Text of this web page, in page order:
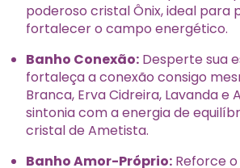
poderoso cristal Ônix, ideal para
fortalecer o campo energético.
Banho Conexão: Desperte sua
fortaleça a conexão consigo
Branca, Erva Cidreira, Lavanda e
sintonia com a energia de
cristal de Ametista.
Banho Amor-Próprio: Reforce